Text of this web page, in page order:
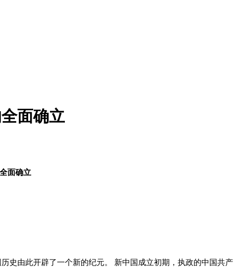
面确立
面确立
史由此开辟了一个新的纪元。 新中国成立初期，执政的中国共产